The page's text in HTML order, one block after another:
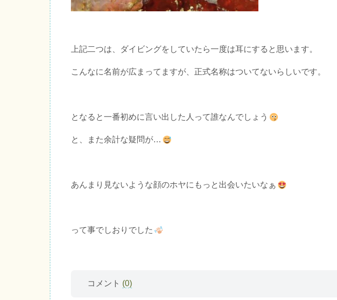
上記二つは、ダイビングをしていたら一度は耳にすると思います。
こんなに名前が広まってますが、正式名称はついてないらしいです。
となると一番初めに言い出した人って誰なんでしょう
と、また余計な疑問が…
あんまり見ないような顔のホヤにもっと出会いたいなぁ
って事でしおりでした
コメント (0)